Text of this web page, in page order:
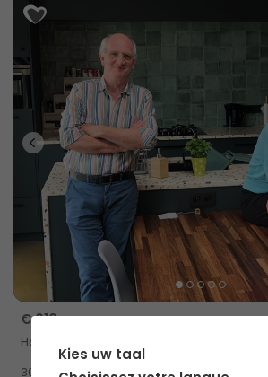
€ 610
Habitation partagée avec douche privée
30m
Kies uw taal